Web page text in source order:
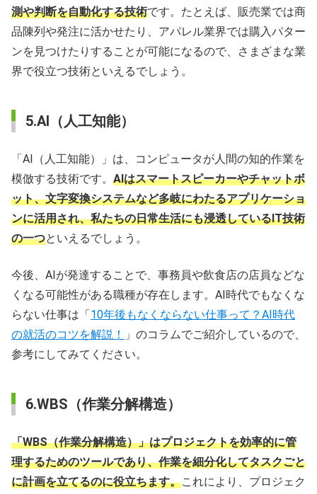
測や判断を自動化する技術です。たとえば、販売業では商
品陳列や発注に活かせたり、アパレル業界では購入パター
ンを見つけたりすることが可能になるので、さまざまな業
界で役立つ技術といえるでしょう。
5.AI（人工知能）
「AI（人工知能）」は、コンピュータが人間の知的作業を
模倣する技術です。 AIはスマートスピーカーやチャットボ
ット、文字変換システムなど多岐にわたるアプリケーショ
ンに活用され、私たちの日常生活にも浸透しているIT技術
の一つといえるでしょう。
今後、AIが発達することで、事務員や飲食店の店員などな
くなる可能性がある職種が存在します。AI時代でもなくな
らない仕事は「 10年後もなくならない仕事って？AI時代
の就活のコツを解説！
」のコラムでご紹介しているので、
参考にしてみてください。
6.WBS（作業分解構造）
「WBS（作業分解構造）」はプロジェクトを効率的に管
理するためのツールであり、作業を細分化してタスクごと
に計画を立てるのに役立ちます。これにより、プロジェク